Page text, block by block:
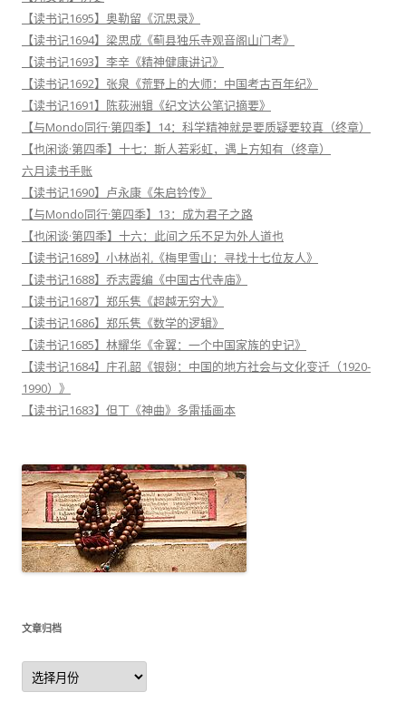
【读书记1695】奥勒留《沉思录》
【读书记1694】梁思成《蓟县独乐寺观音阁山门考》
【读书记1693】李辛《精神健康讲记》
【读书记1692】张泉《荒野上的大师：中国考古百年纪》
【读书记1691】陈荻洲辑《纪文达公笔记摘要》
【与Mondo同行·第四季】14：科学精神就是要质疑要较真（终章）
【也闲谈·第四季】十七：斯人若彩虹，遇上方知有（终章）
六月读书手账
【读书记1690】卢永康《朱启钤传》
【与Mondo同行·第四季】13：成为君子之路
【也闲谈·第四季】十六：此间之乐不足为外人道也
【读书记1689】小林尚礼《梅里雪山：寻找十七位友人》
【读书记1688】乔志霞编《中国古代寺庙》
【读书记1687】郑乐隽《超越无穷大》
【读书记1686】郑乐隽《数学的逻辑》
【读书记1685】林耀华《金翼：一个中国家族的史记》
【读书记1684】庄孔韶《银翅：中国的地方社会与文化变迁（1920-
1990）》
【读书记1683】但丁《神曲》多雷插画本
文章归档
文
章
归